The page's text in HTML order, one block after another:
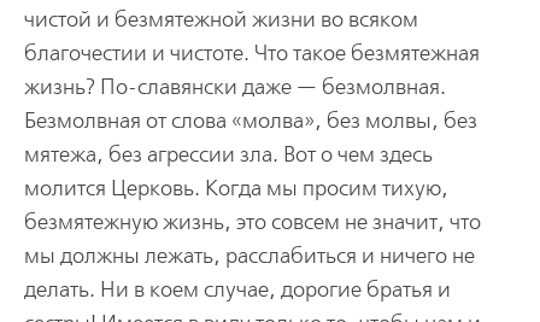
чистой и безмятежной жизни во всяком
благочестии и чистоте. Что такое безмятежная
жизнь? По-славянски даже — безмолвная.
Безмолвная от слова «молва», без молвы, без
мятежа, без агрессии зла. Вот о чем здесь
молится Церковь. Когда мы просим тихую,
безмятежную жизнь, это совсем не значит, что
мы должны лежать, расслабиться и ничего не
делать. Ни в коем случае, дорогие братья и